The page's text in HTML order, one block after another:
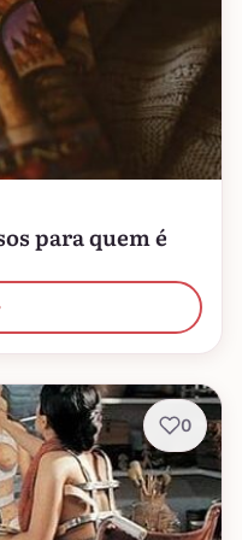
para quem é
0